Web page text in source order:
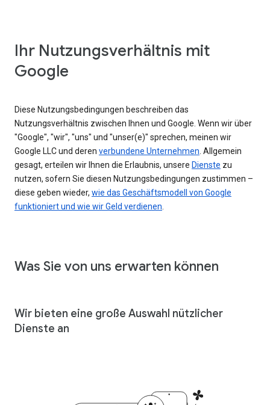
Ihr Nutzungsverhältnis mit
Google
Diese Nutzungsbedingungen beschreiben das
Nutzungsverhältnis zwischen Ihnen und Google. Wenn wir über
"Google", "wir", "uns" und "unser(e)" sprechen, meinen wir
Google LLC und deren verbundene Unternehmen . Allgemein
gesagt, erteilen wir Ihnen die Erlaubnis, unsere Dienste zu
nutzen, sofern Sie diesen Nutzungsbedingungen zustimmen –
diese geben wieder, wie das Geschäftsmodell von Google
funktioniert und wie wir Geld verdienen
Was Sie von uns erwarten können
Wir bieten eine große Auswahl nützlicher
Dienste an